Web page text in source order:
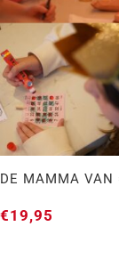
DE MAMMA
€19,95